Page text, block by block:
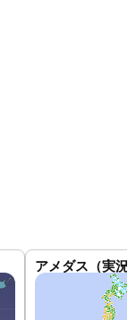
アメダス（実況